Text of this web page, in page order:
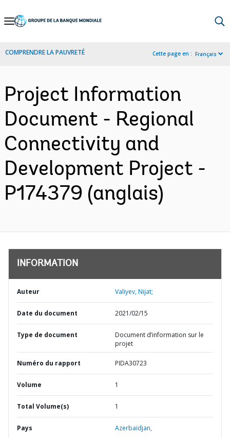
Skip
Navigation
COMPRENDRE LA PAUVRETÉ Cette page en : Français
Project Information
Document - Regional
Connectivity and
Development Project -
P174379 (anglais)
INFORMATION
Auteur Valiyev, Nijat;
Date du document 2021/02/15
Type de document
Document d’information sur le
projet
Numéro du rapport PIDA30723
Volume 1
Total Volume(s) 1
Pays Azerbaïdjan,